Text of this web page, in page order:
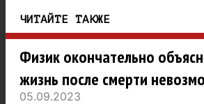
ЧИТАЙТЕ ТАКЖЕ
Физик окончательно
жизнь после смерти
05.09.2023